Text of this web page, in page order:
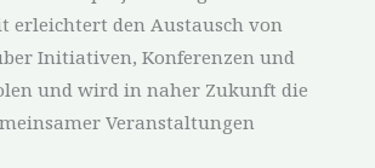
erleichtert den Austausch von
Initiativen, Konferenzen und
und wird in naher Zukunft die
Veranstaltungen